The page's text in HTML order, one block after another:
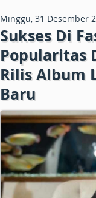
Minggu, 31 Desember
Sukses Di
Popularitas
Rilis Album
Baru